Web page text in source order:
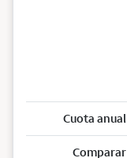
Cuota anual
Comparar